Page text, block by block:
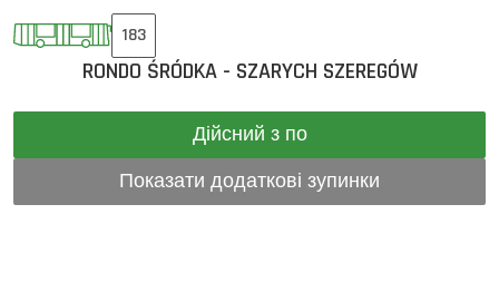
183
RONDO ŚRÓDKA - SZARYCH SZEREGÓW
Дійсний з по
Показати додаткові зупинки